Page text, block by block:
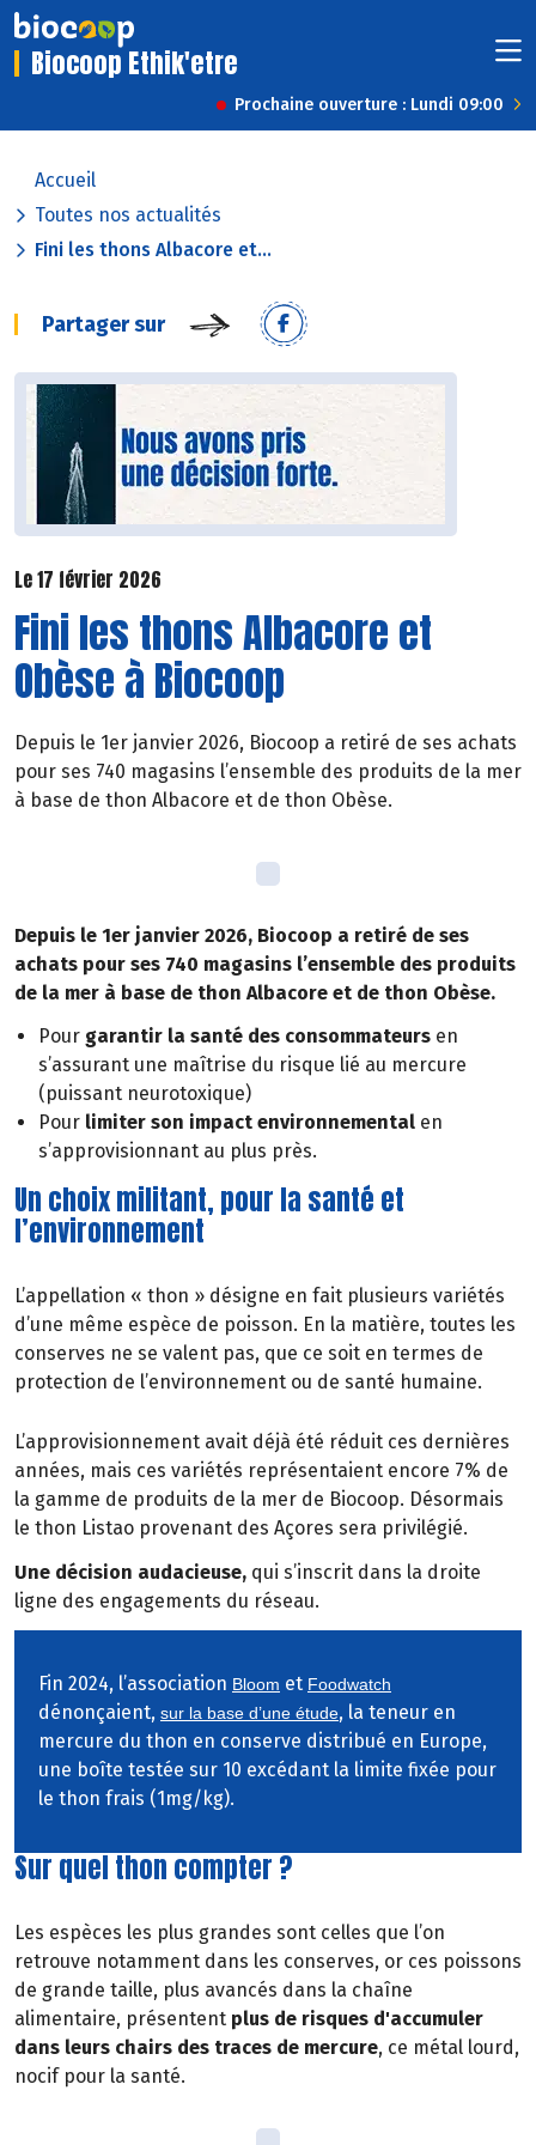
Biocoop Ethik'etre
Prochaine ouverture : Lundi 09:00
Accueil
Toutes nos actualités
Fini les thons Albacore et...
Partager sur
Le 17 février 2026
Fini les thons Albacore et
Obèse à Biocoop
Depuis le 1er janvier 2026, Biocoop a retiré de ses achats
pour ses 740 magasins l’ensemble des produits de la mer
à base de thon Albacore et de thon Obèse.
Depuis le 1er janvier 2026, Biocoop a retiré de ses
achats pour ses 740 magasins l’ensemble des produits
de la mer à base de thon Albacore et de thon Obèse.
Pour garantir la santé des consommateurs en
s’assurant une maîtrise du risque lié au mercure
(puissant neurotoxique)
Pour limiter son impact environnemental en
s’approvisionnant au plus près.
Un choix militant, pour la santé et
l’environnement
L’appellation « thon » désigne en fait plusieurs variétés
d’une même espèce de poisson. En la matière, toutes les
conserves ne se valent pas, que ce soit en termes de
protection de l’environnement ou de santé humaine.
L’approvisionnement avait déjà été réduit ces dernières
années, mais ces variétés représentaient encore 7% de
la gamme de produits de la mer de Biocoop. Désormais
le thon Listao provenant des Açores sera privilégié.
Une décision audacieuse, qui s’inscrit dans la droite
ligne des engagements du réseau.
Fin 2024, l’association Bloom et Foodwatch
dénonçaient, sur la base d’une étude, la teneur en
mercure du thon en conserve distribué en Europe,
une boîte testée sur 10 excédant la limite fixée pour
le thon frais (1mg/kg).
Sur quel thon compter ?
Les espèces les plus grandes sont celles que l’on
retrouve notamment dans les conserves, or ces poissons
de grande taille, plus avancés dans la chaîne
alimentaire, présentent plus de risques d'accumuler
dans leurs chairs des traces de mercure, ce métal lourd,
nocif pour la santé.